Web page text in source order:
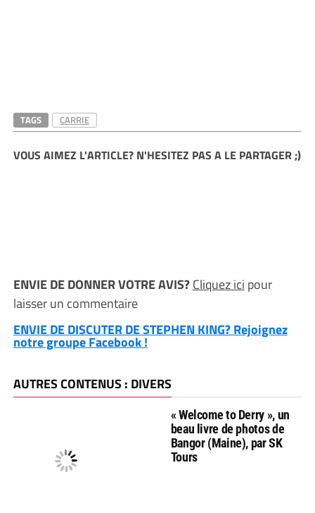
TAGS CARRIE
VOUS AIMEZ L'ARTICLE? N'HESITEZ PAS A LE PARTAGER ;)
ENVIE DE DONNER VOTRE AVIS?Cliquez ici pour
laisser un commentaire
ENVIE DE DISCUTER DE STEPHEN KING? Rejoignez
notre groupe Facebook !
AUTRES CONTENUS : DIVERS
« Welcome to Derry », un
beau livre de photos de
Bangor (Maine), par SK
Tours